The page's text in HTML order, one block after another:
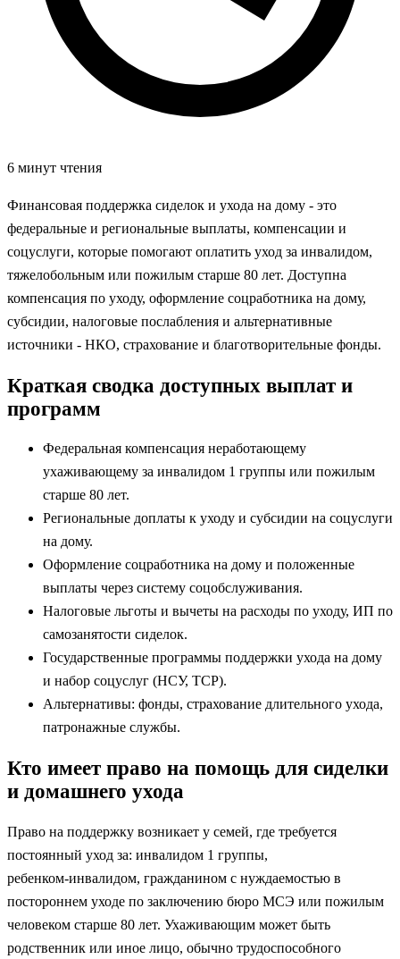
6 минут чтения
Финансовая поддержка сиделок и ухода на дому - это
федеральные и региональные выплаты, компенсации и
соцуслуги, которые помогают оплатить уход за инвалидом,
тяжелобольным или пожилым старше 80 лет. Доступна
компенсация по уходу, оформление соцработника на дому,
субсидии, налоговые послабления и альтернативные
источники - НКО, страхование и благотворительные фонды.
Краткая сводка доступных выплат и
программ
Федеральная компенсация неработающему
ухаживающему за инвалидом 1 группы или пожилым
старше 80 лет.
Региональные доплаты к уходу и субсидии на соцуслуги
на дому.
Оформление соцработника на дому и положенные
выплаты через систему соцобслуживания.
Налоговые льготы и вычеты на расходы по уходу, ИП по
самозанятости сиделок.
Государственные программы поддержки ухода на дому
и набор соцуслуг (НСУ, ТСР).
Альтернативы: фонды, страхование длительного ухода,
патронажные службы.
Кто имеет право на помощь для сиделки
и домашнего ухода
Право на поддержку возникает у семей, где требуется
постоянный уход за: инвалидом 1 группы,
ребенком‑инвалидом, гражданином с нуждаемостью в
постороннем уходе по заключению бюро МСЭ или пожилым
человеком старше 80 лет. Ухаживающим может быть
родственник или иное лицо, обычно трудоспособного